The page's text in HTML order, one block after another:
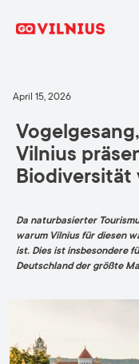
April 15, 2026
Vilnius
Biodiversität
Da naturbasierter
warum Vilnius für diesen
ist. Dies ist insbesondere
Deutschland der größte